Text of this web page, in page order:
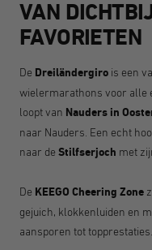
VAN
FAVORIETEN
De Dreiländergiro is een
wielermarathons voor alle
loopt van Nauders in
naar Nauders. Een echt
naar de Stilfserjoch met
De KEEGO Cheering Zone
gejuich, klokkenluiden en
aansporen tot topprestaties.